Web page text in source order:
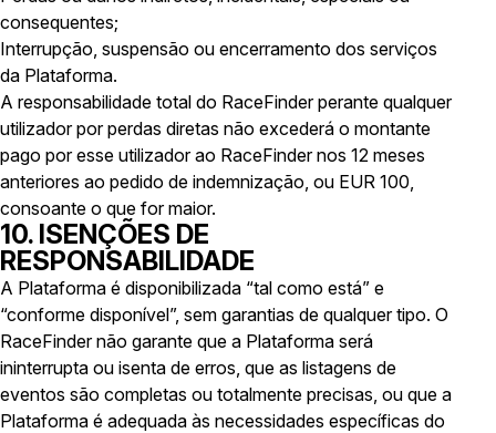
consequentes;
Interrupção, suspensão ou encerramento dos serviços
da Plataforma.
A responsabilidade total do RaceFinder perante qualquer
utilizador por perdas diretas não excederá o montante
pago por esse utilizador ao RaceFinder nos 12 meses
anteriores ao pedido de indemnização, ou EUR 100,
consoante o que for maior.
10. ISENÇÕES DE
RESPONSABILIDADE
A Plataforma é disponibilizada “tal como está” e
“conforme disponível”, sem garantias de qualquer tipo. O
RaceFinder não garante que a Plataforma será
ininterrupta ou isenta de erros, que as listagens de
eventos são completas ou totalmente precisas, ou que a
Plataforma é adequada às necessidades específicas do